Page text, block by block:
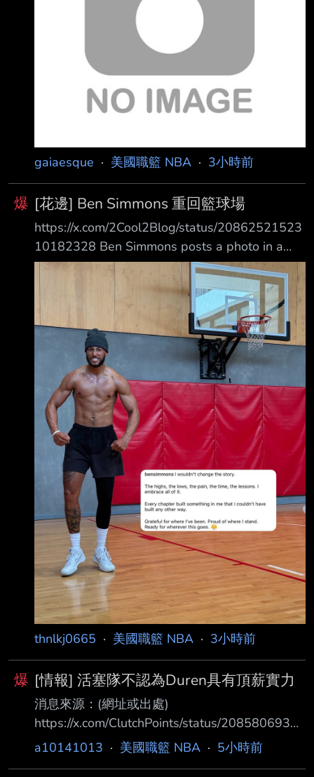
gaiaesque · 美國職籃 NBA · 3小時前
爆 [花邊] Ben Simmons 重回籃球場
https://x.com/2Cool2Blog/status/20862521523
10182328 Ben Simmons posts a photo in a
basketball gym & says he’s ready for wherever
this goes Ben Simmons 更新個人社群，重新回
到籃球場 文中寫道對於以往高峰、低谷、時光和
教訓都全然接受，並表示這塑造了現今的自己 最
後他也表示準備好迎接未來的發展
https://pbs.twimg.com/media/HPPbRq
thnlkj0665 · 美國職籃 NBA · 3小時前
爆 [情報] 活塞隊不認為Duren具有頂薪實力
消息來源：(網址或出處)
https://x.com/ClutchPoints/status/20858069343
81490657 內容： ClutchPoints NBA Insider
a10141013 · 美國職籃 NBA · 5小時前